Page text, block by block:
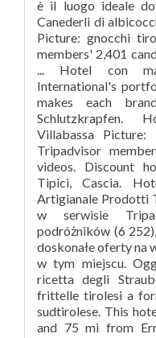
è il luogo ideale
Canederli di
Picture: gnocchi
members' 2,401
... Hotel con
International's
makes each
Schlutzkrapfen.
Villabassa
Tripadvisor
videos. Discount
Tipici, Cascia.
Artigianale Prodotti
w serwisie
podróżników (6
doskonałe oferty na
w tym miejscu.
ricetta degli
frittelle tirolesi a
sudtirolese. This
and 75 mi from